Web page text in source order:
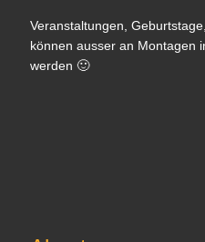
Veranstaltungen,
können ausser an Montagen
werden 🙂